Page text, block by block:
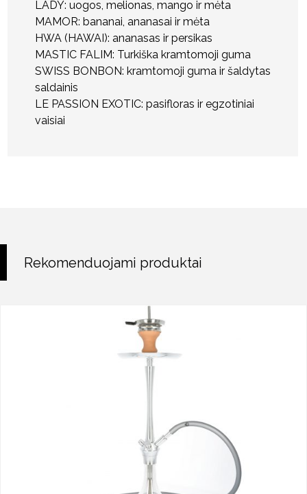
LADY: uogos, melionas, mango ir mėta
MAMOR: bananai, ananasai ir mėta
HWA (HAWAI): ananasas ir persikas
MASTIC FALIM: Turkiška kramtomoji guma
SWISS BONBON: kramtomoji guma ir šaldytas
saldainis
LE PASSION EXOTIC: pasifloras ir egzotiniai
vaisiai
Rekomenduojami produktai